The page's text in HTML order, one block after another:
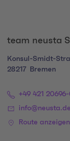
team neusta
Konsul-Smidt-
28217
Bremen
+49 421
info@neusta.de
Route anzeigen